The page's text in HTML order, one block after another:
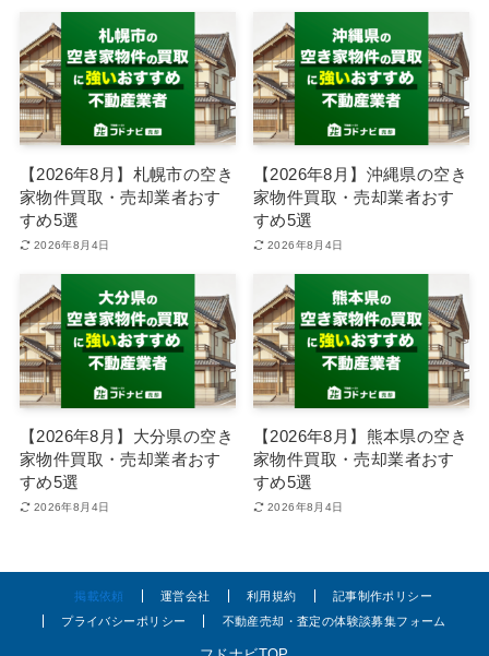
【2026年8月】札幌市の空き
家物件買取・売却業者おす
すめ5選
2026年8月4日
【2026年8月】沖縄県の空き
家物件買取・売却業者おす
すめ5選
2026年8月4日
【2026年8月】大分県の空き
家物件買取・売却業者おす
すめ5選
2026年8月4日
【2026年8月】熊本県の空き
家物件買取・売却業者おす
すめ5選
2026年8月4日
掲載依頼 運営会社 利用規約
記事制作ポリシー
プライバシーポリシー
不動産売却・査定の体験談募集フォーム